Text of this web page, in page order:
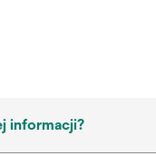
informacji?